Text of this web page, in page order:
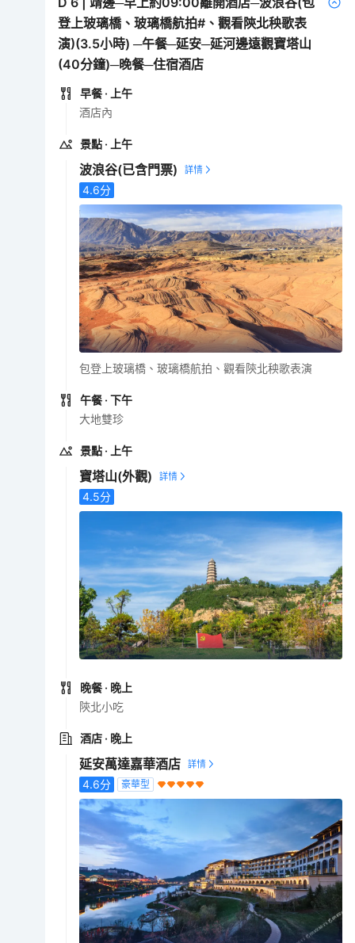
登上玻璃橋、玻璃橋航拍#、觀看陝北秧歌表
演)(3.5小時) ─午餐─延安─延河邊遠觀寶塔山
(40分鐘)─晚餐─住宿酒店
早餐 · 上午
酒店內
景點 · 上午
波浪谷(已含門票)
4.6分
包登上玻璃橋、玻璃橋航拍、觀看陝北秧歌表演
午餐 · 下午
大地雙珍
景點 · 上午
寶塔山(外觀)
4.5分
晚餐 · 晚上
陝北小吃
酒店 · 晚上
延安萬達嘉華酒店
4.6分 豪華型